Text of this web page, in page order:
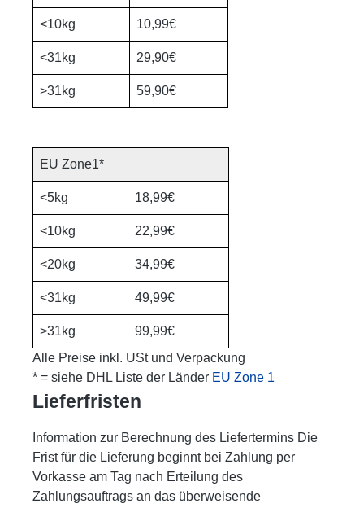
<10kg 10,99€
<31kg 29,90€
>31kg 59,90€
EU Zone1*
<5kg 18,99€
<10kg 22,99€
<20kg 34,99€
<31kg 49,99€
>31kg
99,99€
Alle Preise inkl. USt und Verpackung
* = siehe DHL Liste der Länder EU Zone 1
Lieferfristen
Information zur Berechnung des Liefertermins Die
Frist für die Lieferung beginnt bei Zahlung per
Vorkasse am Tag nach Erteilung des
Zahlungsauftrags an das überweisende